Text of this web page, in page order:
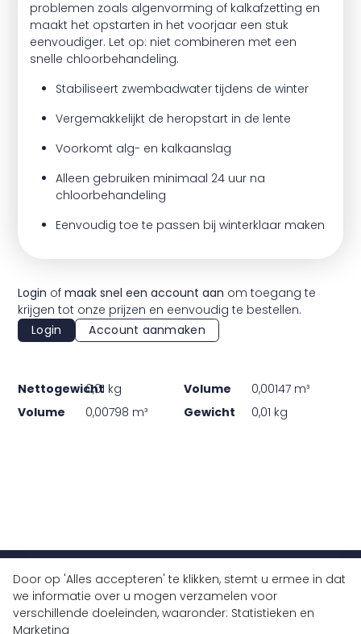
problemen zoals algenvorming of kalkafzetting en
maakt het opstarten in het voorjaar een stuk
eenvoudiger. Let op: niet combineren met een
snelle chloorbehandeling.
Stabiliseert zwembadwater tijdens de winter
Vergemakkelijkt de heropstart in de lente
Voorkomt alg- en kalkaanslag
Alleen gebruiken minimaal 24 uur na
chloorbehandeling
Eenvoudig toe te passen bij winterklaar maken
Login of maak snel een account aan om toegang te
krijgen tot onze prijzen en eenvoudig te bestellen.
Login
Account aanmaken
Nettogewicht0,01 kg Volume
0,00147 m³
Volume
0,00798 m³ Gewicht 0,01 kg
+32 (0)9 430 77 77
info@bluedrops.eu
Door op 'Alles accepteren' te klikken, stemt u ermee in dat
we informatie over u mogen verzamelen voor
verschillende doeleinden, waaronder: Statistieken en
Marketing